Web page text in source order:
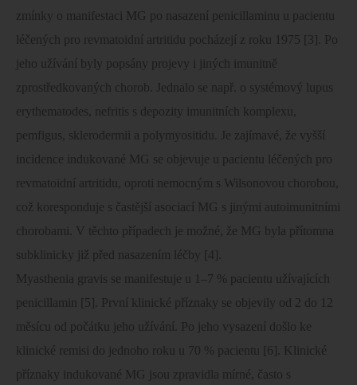
zmínky o manifestaci MG po nasazení penicillaminu u pacientu
léčených pro revmatoidní artritidu pocházejí z roku 1975 [3]. Po
jeho užívání byly popsány projevy i jiných imunitně
zprostředkovaných chorob. Jednalo se např. o systémový lupus
erythematodes, nefritis s depozity imunitních komplexu,
pemfigus, sklerodermii a polymyositidu. Je zajímavé, že vyšší
incidence indukované MG se objevuje u pacientu léčených pro
revmatoidní artritidu, oproti nemocným s Wilsonovou chorobou,
což koresponduje s častější asociací MG s jinými autoimunitními
chorobami. V těchto případech je možné, že MG byla přítomna
subklinicky již před nasazením léčby [4].
Myasthenia gravis se manifestuje u 1–7 % pacientu užívajících
penicillamin [5]. První klinické příznaky se objevily od 2 do 12
měsícu od počátku jeho užívání. Po jeho vysazení došlo ke
klinické remisi do jednoho roku u 70 % pacientu [6]. Klinické
příznaky indukované MG jsou zpravidla mírné, často s